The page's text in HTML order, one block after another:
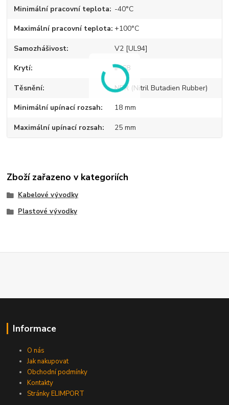
Minimální pracovní teplota -40°C
Maximální pracovní teplota +100°C
Samozhášivost V2 [UL94]
Krytí IP 68
Těsnění NBR (Nitril Butadien Rubber)
Minimální upínací rozsah 18 mm
Maximální upínací rozsah 25 mm
Zboží zařazeno v kategoriích
Kabelové vývodky
Plastové vývodky
Informace
O nás
Jak nakupovat
Obchodní podmínky
Kontakty
Stránky ELIMPORT